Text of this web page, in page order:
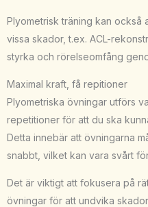
Plyometrisk träning kan
vissa skador, t.ex. ACL-
styrka och rörelseomfång
Maximal kraft, få repitioner
Plyometriska övningar utförs
repetitioner för att du ska
Detta innebär att övningarna
snabbt, vilket kan vara svårt
Det är viktigt att fokusera på
övningar för att undvika